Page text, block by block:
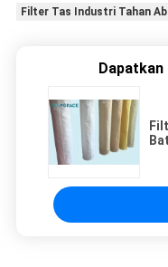
Filter Tas Industri Tahan